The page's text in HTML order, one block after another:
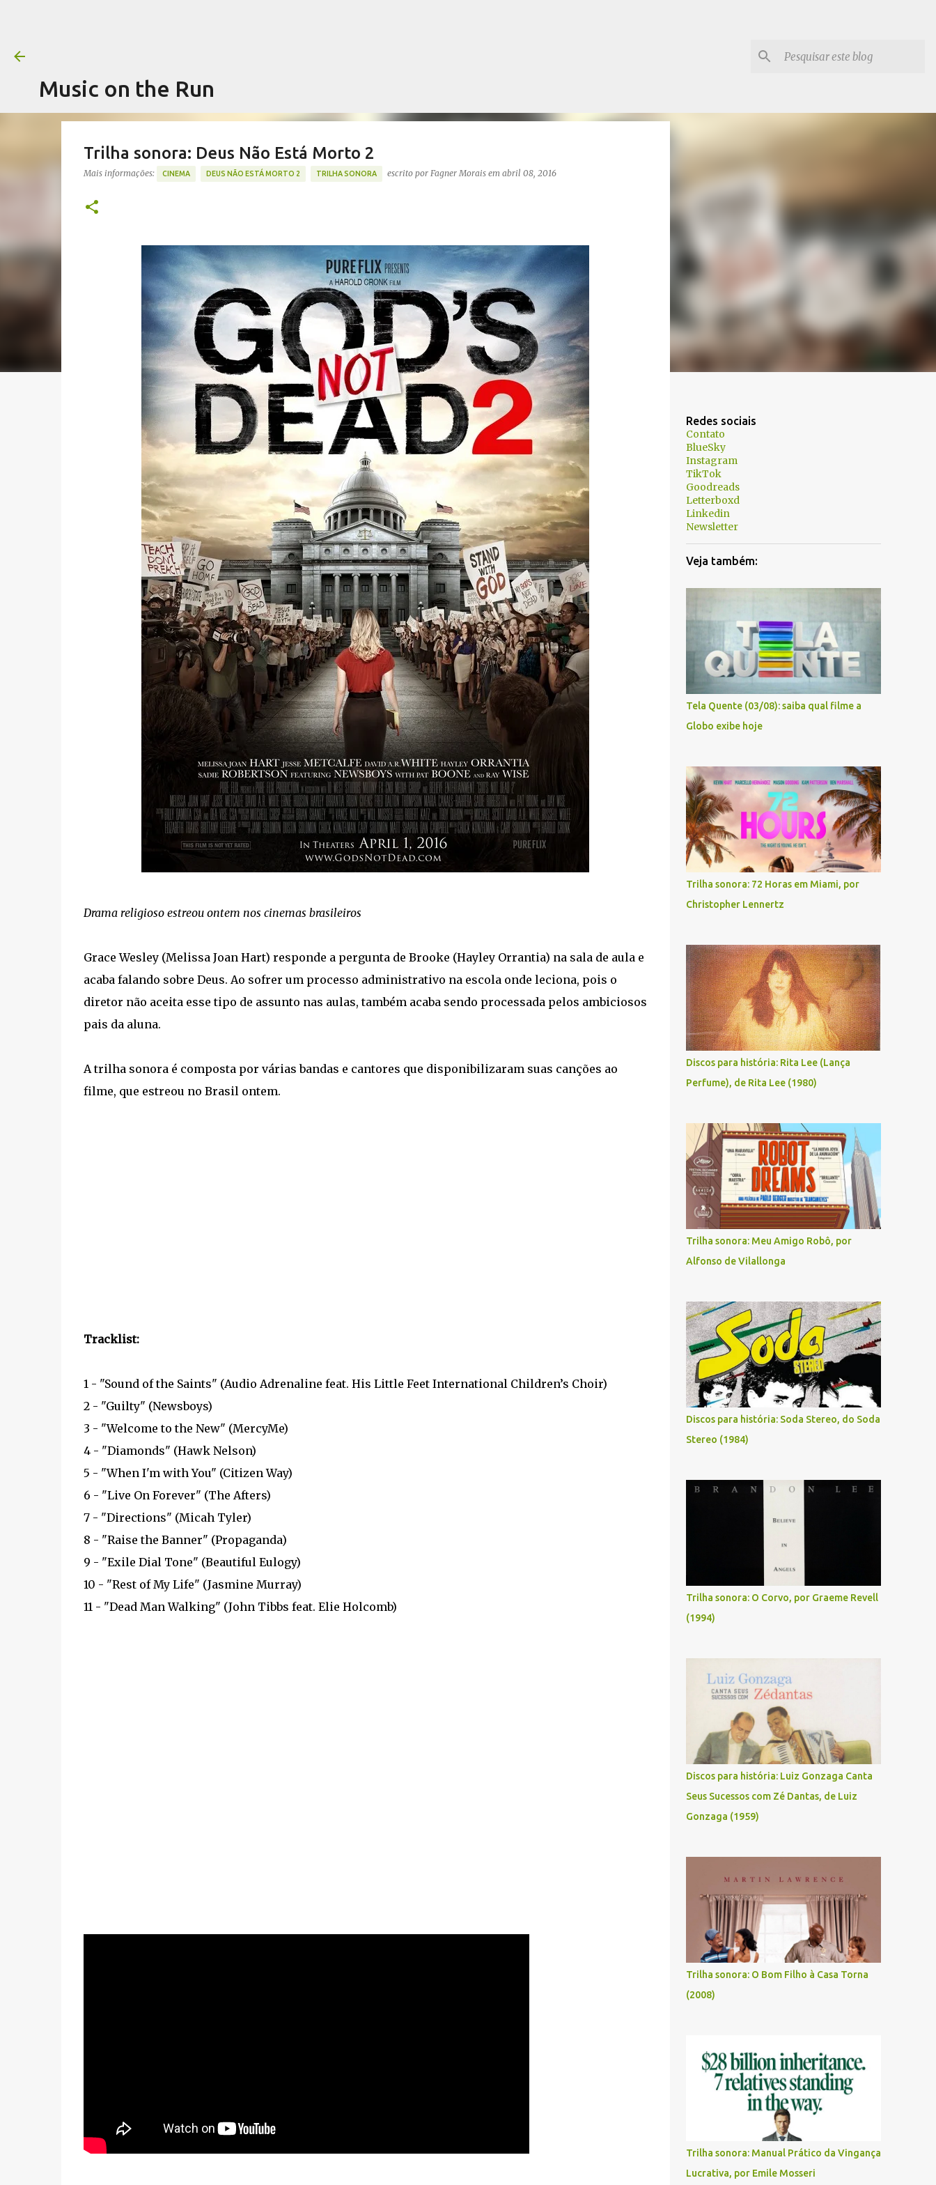
Music on the Run
Trilha sonora: Deus Não Está Morto 2
Mais informações: CINEMA DEUS NÃO ESTÁ MORTO 2 TRILHA SONORA escrito por Fagner Morais em abril 08, 2016
Drama religioso estreou ontem nos cinemas brasileiros
Grace Wesley (Melissa Joan Hart) responde a pergunta de Brooke (Hayley Orrantia) na sala de aula e
acaba falando sobre Deus. Ao sofrer um processo administrativo na escola onde leciona, pois o
diretor não aceita esse tipo de assunto nas aulas, também acaba sendo processada pelos ambiciosos
pais da aluna.
A trilha sonora é composta por várias bandas e cantores que disponibilizaram suas canções ao
filme, que estreou no Brasil ontem.
Tracklist:
1 - "Sound of the Saints" (Audio Adrenaline feat. His Little Feet International Children’s Choir)
2 - "Guilty" (Newsboys)
3 - "Welcome to the New" (MercyMe)
4 - "Diamonds" (Hawk Nelson)
5 - "When I'm with You" (Citizen Way)
6 - "Live On Forever" (The Afters)
7 - "Directions" (Micah Tyler)
8 - "Raise the Banner" (Propaganda)
9 - "Exile Dial Tone" (Beautiful Eulogy)
10 - "Rest of My Life" (Jasmine Murray)
11 - "Dead Man Walking" (John Tibbs feat. Elie Holcomb)
Redes sociais
Contato
BlueSky
Instagram
TikTok
Goodreads
Letterboxd
Linkedin
Newsletter
Veja também:
Tela Quente (03/08): saiba qual filme a
Globo exibe hoje
Trilha sonora: 72 Horas em Miami, por
Christopher Lennertz
Discos para história: Rita Lee (Lança
Perfume), de Rita Lee (1980)
Trilha sonora: Meu Amigo Robô, por
Alfonso de Vilallonga
Discos para história: Soda Stereo, do Soda
Stereo (1984)
Trilha sonora: O Corvo, por Graeme Revell
(1994)
Discos para história: Luiz Gonzaga Canta
Seus Sucessos com Zé Dantas, de Luiz
Gonzaga (1959)
Trilha sonora: O Bom Filho à Casa Torna
(2008)
Trilha sonora: Manual Prático da Vingança
Lucrativa, por Emile Mosseri